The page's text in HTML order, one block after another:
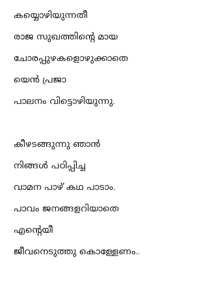
കയ്യൊഴിയുന്നതീ
രാജ സുഖത്തിന്റെ മായ
ചോരപ്പുഴകളൊഴുക്കാതെ
യെൻ പ്രജാ
പാലനം വിട്ടൊഴിയുന്നു.
കീഴടങ്ങുന്നു ഞാൻ
നിങ്ങൾ പഠിപ്പിച്ച
വാമന പാഴ് കഥ പാടാം.
പാവം ജനങ്ങളറിയാതെ
എന്റെയീ
ജീവനെടുത്തു കൊള്ളേണം..